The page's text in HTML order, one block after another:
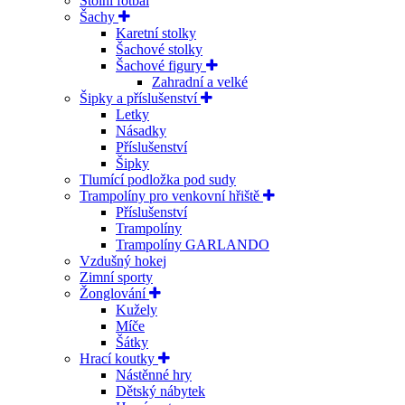
Šachy
Karetní stolky
Šachové stolky
Šachové figury
Zahradní a velké
Šipky a příslušenství
Letky
Násadky
Příslušenství
Šipky
Tlumící podložka pod sudy
Trampolíny pro venkovní hřiště
Příslušenství
Trampolíny
Trampolíny GARLANDO
Vzdušný hokej
Zimní sporty
Žonglování
Kužely
Míče
Šátky
Hrací koutky
Nástěnné hry
Dětský nábytek